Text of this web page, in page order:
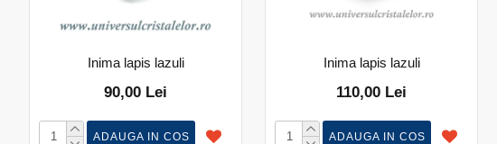
Inima lapis lazuli
90,00 Lei
ADAUGA IN COS
Inima lapis lazuli
110,00 Lei
ADAUGA IN COS